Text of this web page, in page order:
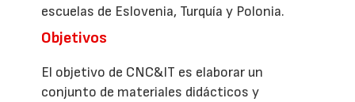
escuelas de Eslovenia, Turquía y Polonia.
Objetivos
El objetivo de CNC&IT es elaborar un
conjunto de materiales didácticos y